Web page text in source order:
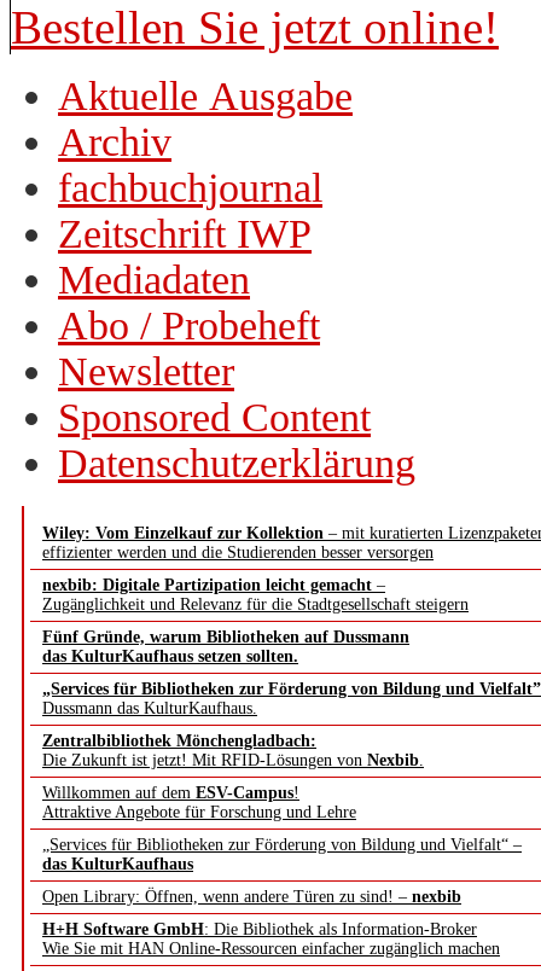
Bestellen Sie jetzt online!
Aktuelle Ausgabe
Archiv
fachbuchjournal
Zeitschrift IWP
Mediadaten
Abo / Probeheft
Newsletter
Sponsored Content
Datenschutzerklärung
Wiley: Vom Einzelkauf zur Kollektion – mit kuratierten
effizienter werden und die Studierenden besser versorgen
nexbib: Digitale Partizipation leicht gemacht –
Zugänglichkeit und Relevanz für die Stadtgesellschaft steigern
Fünf Gründe, warum Bibliotheken auf Dussmann
das KulturKaufhaus setzen sollten.
„Services für Bibliotheken zur Förderung von Bildung und
Dussmann das KulturKaufhaus.
Zentralbibliothek Mönchengladbach:
Die Zukunft ist jetzt! Mit RFID-Lösungen von Nexbib.
Willkommen auf dem ESV-Campus!
Attraktive Angebote für Forschung und Lehre
„Services für Bibliotheken zur Förderung von Bildung und Vielfalt“ –
das KulturKaufhaus
Open Library: Öffnen, wenn andere Türen zu sind! – nexbib
H+H Software GmbH: Die Bibliothek als Information-Broker
Wie Sie mit HAN Online-Ressourcen einfacher zugänglich machen